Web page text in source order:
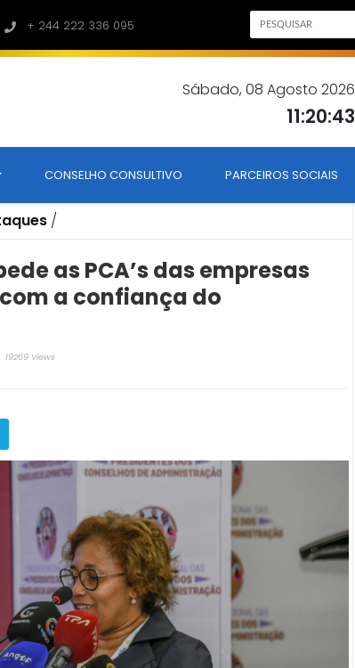
+ 244 222 336 095
Sábado, 08 Agosto 2026
11:20:44
CONSELHO CONSULTIVO PARCEIROS SOCIAIS
/
as PCA’s das empresas
a confiança do
19269 Views